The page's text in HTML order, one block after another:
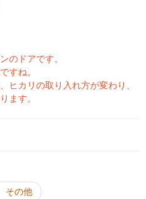
ドアです。
すね。
ヒカリの取り入れ方が変わり、
ます。
の他